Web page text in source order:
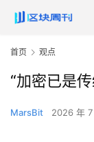
首页 观点
“加密已是
MarsBit 2026 年